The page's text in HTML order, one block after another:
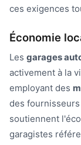
ces exigences
Économie
Les garages
activement à la
employant des
des fournisseurs
soutiennent
garagistes